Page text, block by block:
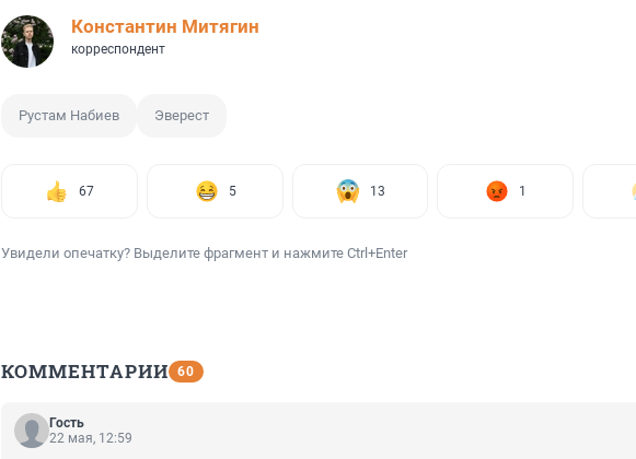
Константин Митягин
корреспондент
Рустам Набиев Эверест
67 5 13 1
Увидели опечатку? Выделите фрагмент и нажмите Ctrl+Enter
КОММЕНТАРИИ 60
Гость
22 мая, 12:59